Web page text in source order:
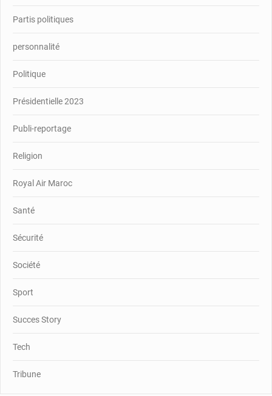
Partis politiques
personnalité
Politique
Présidentielle 2023
Publi-reportage
Religion
Royal Air Maroc
Santé
Sécurité
Société
Sport
Succes Story
Tech
Tribune